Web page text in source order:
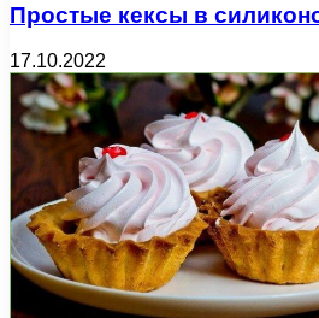
Простые кексы в
17.10.2022